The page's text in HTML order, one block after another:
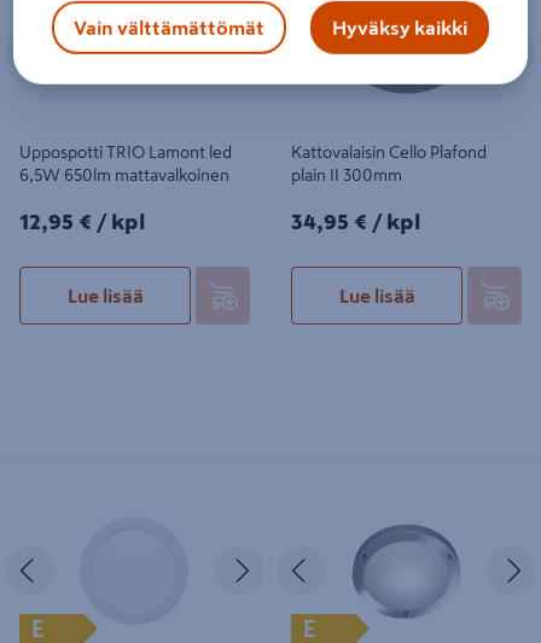
Edellinen Seuraava
Uppospotti TRIO Lamont led
6,5W 650lm mattavalkoinen
12,95€/kpl
12,95 € / kpl
Lue lisää
Edellinen
Kattovalaisin Cello Plafond
plain II 300mm
34,95€/kpl
34,95 € / kpl
Lue lisää
Seuraava
E
Edellinen
E
Vain välttämättömät Hyväksy kaikki